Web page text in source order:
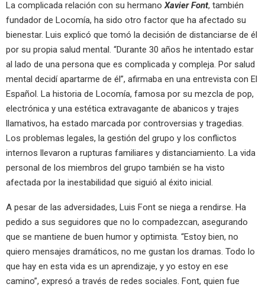
La complicada relación con su hermanoXavier Font, también
fundador de Locomía, ha sido otro factor que ha afectado su
bienestar. Luis explicó que tomó la decisión de distanciarse de él
por su propia salud mental. “Durante 30 años he intentado estar
al lado de una persona que es complicada y compleja. Por salud
mental decidí apartarme de él”, afirmaba en una entrevista con El
Español. La historia de Locomía, famosa por su mezcla de pop,
electrónica y una estética extravagante de abanicos y trajes
llamativos, ha estado marcada por controversias y tragedias.
Los problemas legales, la gestión del grupo y los conflictos
internos llevaron a rupturas familiares y distanciamiento. La vida
personal de los miembros del grupo también se ha visto
afectada por la inestabilidad que siguió al éxito inicial.
A pesar de las adversidades, Luis Font se niega a rendirse. Ha
pedido a sus seguidores que no lo compadezcan, asegurando
que se mantiene de buen humor y optimista. “Estoy bien, no
quiero mensajes dramáticos, no me gustan los dramas. Todo lo
que hay en esta vida es un aprendizaje, y yo estoy en ese
camino”, expresó a través de redes sociales. Font, quien fue